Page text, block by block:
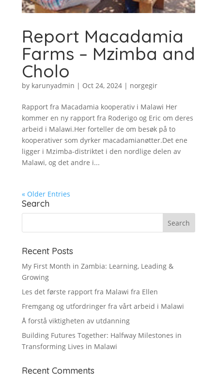
Report Macadamia
Farms – Mzimba and
Cholo
by karunyadmin | Oct 24, 2024| norgegir
Rapport fra Macadamia kooperativ i Malawi Her
kommer en ny rapport fra Roderigo og Eric om deres
arbeid i Malawi.Her forteller de om besøk på to
kooperativer som dyrker macadamianøtter.Det ene
ligger i Mzimba-distriktet i den nordlige delen av
Malawi, og det andre i...
« Older Entries
Search
Recent Posts
My First Month in Zambia: Learning, Leading &
Growing
Les det første rapport fra Malawi fra Ellen
Fremgang og utfordringer fra vårt arbeid i Malawi
Å forstå viktigheten av utdanning
Building Futures Together: Halfway Milestones in
Transforming Lives in Malawi
Recent Comments